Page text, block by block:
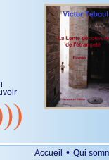
Accueil • Qui